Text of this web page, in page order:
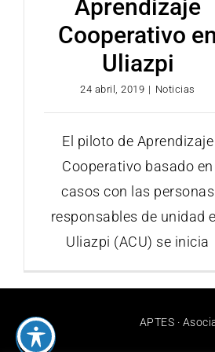
Aprendizaje
Cooperativo en
Uliazpi
24 abril, 2019 | Noticias
El piloto de Aprendizaje
Cooperativo basado en
casos con las personas
responsables de unidad
Uliazpi (ACU) se inicia
APTES ·